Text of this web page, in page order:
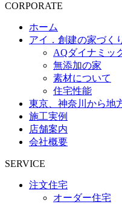
CORPORATE
ホーム
アイ．創建の家づく
AQダイナミッ
無添加の家
素材について
住宅性能
東京、神奈川から地
施工実例
店舗案内
会社概要
SERVICE
注文住宅
オーダー住宅